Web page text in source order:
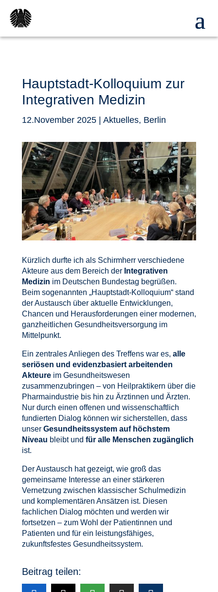
Hauptstadt-Kolloquium zur
Integrativen Medizin
12.November 2025| Aktuelles, Berlin
Kürzlich durfte ich als Schirmherr verschiedene
Akteure aus dem Bereich der Integrativen
Medizin im Deutschen Bundestag begrüßen.
Beim sogenannten „Hauptstadt-Kolloquium“ stand
der Austausch über aktuelle Entwicklungen,
Chancen und Herausforderungen einer modernen,
ganzheitlichen Gesundheitsversorgung im
Mittelpunkt.
Ein zentrales Anliegen des Treffens war es, alle
seriösen und evidenzbasiert arbeitenden
Akteureim Gesundheitswesen
zusammenzubringen – von Heilpraktikern über die
Pharmaindustrie bis hin zu Ärztinnen und Ärzten.
Nur durch einen offenen und wissenschaftlich
fundierten Dialog können wir sicherstellen, dass
unser Gesundheitssystem auf höchstem
Niveau bleibt und für alle Menschen zugänglich
ist.
Der Austausch hat gezeigt, wie groß das
gemeinsame Interesse an einer stärkeren
Vernetzung zwischen klassischer Schulmedizin
und komplementären Ansätzen ist. Diesen
fachlichen Dialog möchten und werden wir
fortsetzen – zum Wohl der Patientinnen und
Patienten und für ein leistungsfähiges,
zukunftsfestes Gesundheitssystem.
Beitrag teilen: